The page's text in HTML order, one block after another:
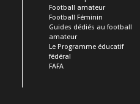
Football amateur
Football Féminin
Guides dédiés au football
amateur
Le Programme éducatif
fédéral
FAFA